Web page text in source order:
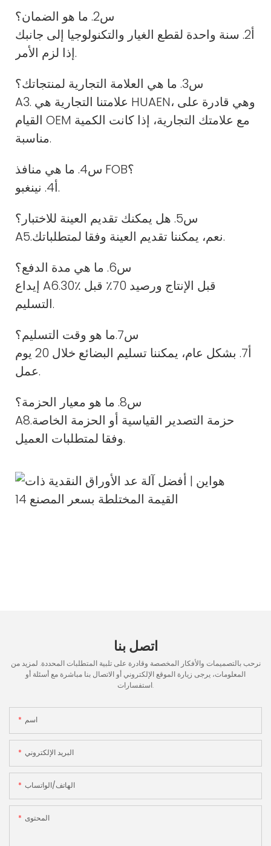
س2. ما هو الضمان؟
أ2. سنة واحدة لقطع الغيار والتكنولوجيا إلى جانبك
إذا لزم الأمر.
س3. ما هي العلامة التجارية لمنتجاتك؟
A3. علامتنا التجارية هي HUAEN، وهي قادرة على
القيام OEM مع علامتك التجارية، إذا كانت الكمية
مناسبة.
س4. ما هي منافذ FOB؟
أ4. نينغبو.
س5. هل يمكنك تقديم العينة للاختبار؟
A5.نعم، يمكننا تقديم العينة وفقا لمتطلباتك.
س6. ما هي مدة الدفع؟
إيداع A6.30٪ قبل الإنتاج ورصيد 70٪ قبل
التسليم.
س7.ما هو وقت التسليم؟
أ7. بشكل عام، يمكننا تسليم البضائع خلال 20 يوم
عمل.
س8. ما هو معيار الحزمة؟
A8.حزمة التصدير القياسية أو الحزمة الخاصة
وفقا لمتطلبات العميل.
اتصل بنا
نرحب بالتصميمات والأفكار المخصصة وقادرة على تلبية المتطلبات المحددة. لمزيد من
المعلومات، يرجى زيارة الموقع الإلكتروني أو الاتصال بنا مباشرة مع أسئلة أو
استفسارات.
اسم
البريد الإلكتروني
الهاتف/الواتساب
المحتوى